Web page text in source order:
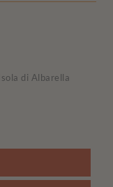
di Albarella